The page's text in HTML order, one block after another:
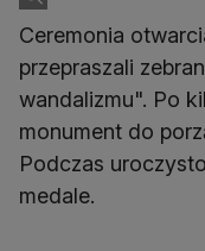
Ceremonia
przepraszali
wandalizmu". Po
monument do
Podczas
medale.